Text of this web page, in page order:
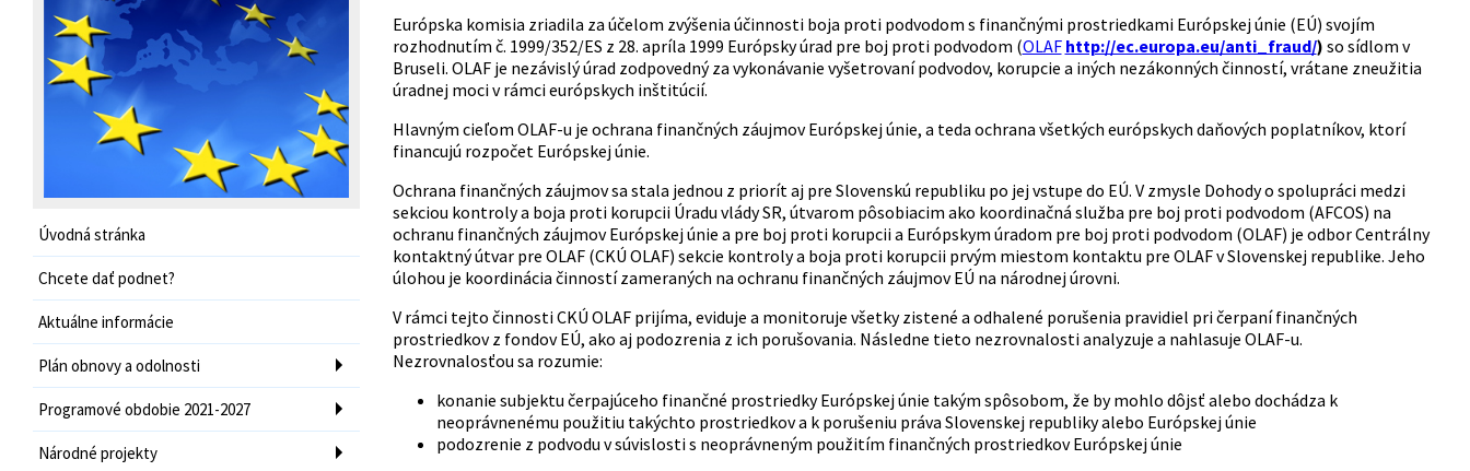
Úvodná stránka
Chcete dať podnet?
Aktuálne informácie
Plán obnovy a odolnosti
Programové obdobie 2021-2027
Národné projekty
Európska komisia zriadila za účelom zvýšenia účinnosti boja proti podvodom s finančnými prostriedkami Európskej únie (EÚ) svojím
rozhodnutím č. 1999/352/ES z 28. apríla 1999 Európsky úrad pre boj proti podvodom (OLAF http://ec.europa.eu/anti_fraud/) so sídlom v
Bruseli. OLAF je nezávislý úrad zodpovedný za vykonávanie vyšetrovaní podvodov, korupcie a iných nezákonných činností, vrátane zneužitia
úradnej moci v rámci európskych inštitúcií.
Hlavným cieľom OLAF-u je ochrana finančných záujmov Európskej únie, a teda ochrana všetkých európskych daňových poplatníkov, ktorí
financujú rozpočet Európskej únie.
Ochrana finančných záujmov sa stala jednou z priorít aj pre Slovenskú republiku po jej vstupe do EÚ. V zmysle Dohody o spolupráci medzi
sekciou kontroly a boja proti korupcii Úradu vlády SR, útvarom pôsobiacim ako koordinačná služba pre boj proti podvodom (AFCOS) na
ochranu finančných záujmov Európskej únie a pre boj proti korupcii a Európskym úradom pre boj proti podvodom (OLAF) je odbor Centrálny
kontaktný útvar pre OLAF (CKÚ OLAF) sekcie kontroly a boja proti korupcii prvým miestom kontaktu pre OLAF v Slovenskej republike. Jeho
úlohou je koordinácia činností zameraných na ochranu finančných záujmov EÚ na národnej úrovni.
V rámci tejto činnosti CKÚ OLAF prijíma, eviduje a monitoruje všetky zistené a odhalené porušenia pravidiel pri čerpaní finančných
prostriedkov z fondov EÚ, ako aj podozrenia z ich porušovania. Následne tieto nezrovnalosti analyzuje a nahlasuje OLAF-u.
Nezrovnalosťou sa rozumie:
konanie subjektu čerpajúceho finančné prostriedky Európskej únie takým spôsobom, že by mohlo dôjsť alebo dochádza k
neoprávnenému použitiu takýchto prostriedkov a k porušeniu práva Slovenskej republiky alebo Európskej únie
podozrenie z podvodu v súvislosti s neoprávneným použitím finančných prostriedkov Európskej únie